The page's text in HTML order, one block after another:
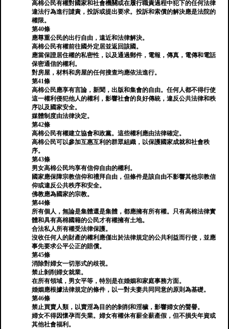
高棉公民有權對國家和社會機關或在履行職責過程中犯下的任何法律
違法行為進行譴責，投訴或提出要求。投訴和索償的解決應是法院的
權限。
第40條
應尊重公民的出行自由，遠近和法律解決。
高棉公民有權前往國外定居並返回該國。
應當保證居住權的私密性，以及通過郵件，電報，傳真，電傳和電話
保密通信的權利。
對房屋，材料和房屋的任何搜查均應依法進行。
第41條
高棉公民應享有言論，新聞，出版和集會的自由。任何人都不得行使
這一權利侵犯他人的權利，影響社會的良好傳統，違反公共法律和秩
序以及國家安全。
媒體制度由法律決定。
第42條
高棉公民有權建立協會和政黨。這些權利應由法律確定。
高棉公民可以參加互惠互利的群眾組織，以保護國家成就和社會秩
序。
第43條
男女高棉公民均享有信仰自由的權利。
國家應保障宗教信仰和禮拜自由，但條件是該自由不影響其他宗教信
仰或違反公共秩序和安全。
佛教應為國家的宗教。
第44條
所有個人，無論是集體還是集體，都應擁有所有權。只有高棉法律實
體和具有高棉國籍的公民才有權擁有土地。
合法私人所有權受法律保護。
沒收任何人的財產的權利應僅出於法律規定的公共利益而行使，並應
事先要求公平公正的賠償。
第45條
消除對婦女一切形式的歧視。
禁止剝削婦女就業。
在所有領域，男女平等，特別是在婚姻和家庭事務方面。
婚姻應根據法律規定的條件，以一對夫妻共同同意的原則為基礎。
第46條
禁止買賣人類，以賣淫為目的的剝削和淫穢，影響婦女的聲譽。
婦女不得因懷孕而失業。婦女有權休有薪全薪產假，但不損失年資或
其他社會福利。